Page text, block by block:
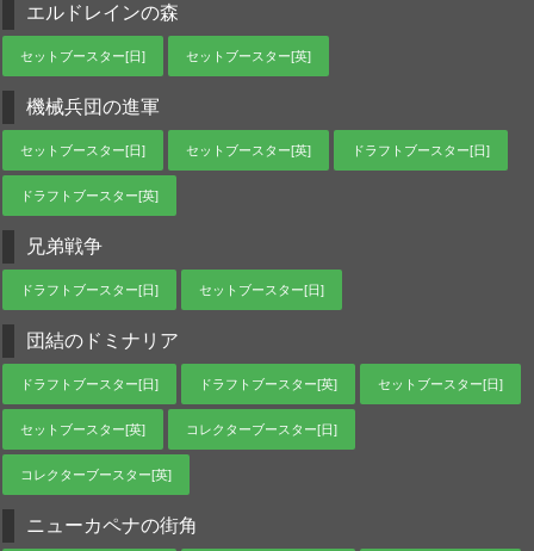
エルドレインの森
セットブースター[日] セットブースター[英]
機械兵団の進軍
セットブースター[日] セットブースター[英] ドラフトブースター[日]
ドラフトブースター[英]
兄弟戦争
ドラフトブースター[日] セットブースター[日]
団結のドミナリア
ドラフトブースター[日] ドラフトブースター[英] セットブースター[日]
セットブースター[英] コレクターブースター[日]
コレクターブースター[英]
ニューカペナの街角